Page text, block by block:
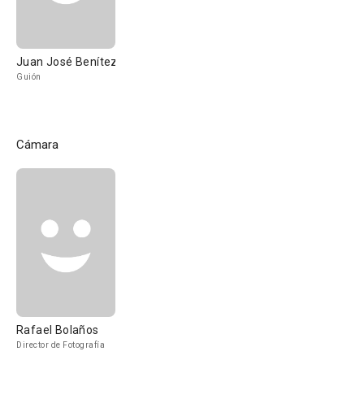
Juan José Benítez
Guión
Cámara
Rafael Bolaños
Director de Fotografía